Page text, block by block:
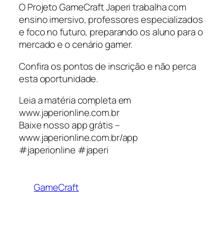
O Projeto GameCraft Japeri trabalha com
ensino imersivo, professores especializados
e foco no futuro, preparando os aluno para o
mercado e o cenário gamer.
Confira os pontos de inscrição e não perca
esta oportunidade.
Leia a matéria completa em
www.japerionline.com.br
Baixe nosso app grátis –
www.japerionline.com.br/app
#japerionline #japeri
GameCraft